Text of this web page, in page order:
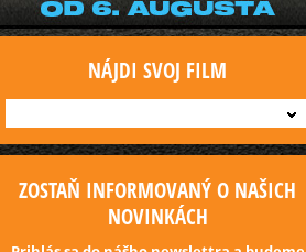
NÁJDI SVOJ FILM
ZOSTAŇ INFORMOVANÝ O NAŠICH
NOVINKÁCH